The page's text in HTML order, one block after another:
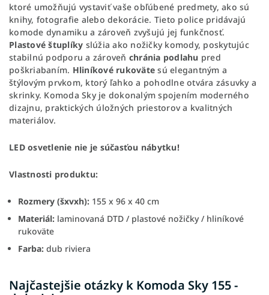
ktoré umožňujú vystaviť vaše obľúbené predmety, ako sú
knihy, fotografie alebo dekorácie. Tieto police pridávajú
komode dynamiku a zároveň zvyšujú jej funkčnosť.
Plastové štuplíky slúžia ako nožičky komody, poskytujúc
stabilnú podporu a zároveň chránia podlahu pred
poškriabaním. Hliníkové rukoväte sú elegantným a
štýlovým prvkom, ktorý ľahko a pohodlne otvára zásuvky a
skrinky. Komoda Sky je dokonalým spojením moderného
dizajnu, praktických úložných priestorov a kvalitných
materiálov.
LED osvetlenie nie je súčasťou nábytku!
Vlastnosti produktu:
Rozmery (šxvxh): 155 x 96 x 40 cm
Materiál: laminovaná DTD / plastové nožičky / hliníkové
rukoväte
Farba: dub riviera
Najčastejšie otázky k Komoda Sky 155 -